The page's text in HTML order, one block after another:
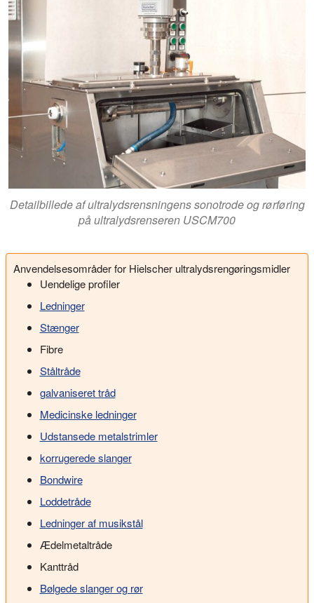
Detailbillede af ultralydsrensningens sonotrode og rørføring
på ultralydsrenseren USCM700
Anvendelsesområder for Hielscher ultralydsrengøringsmidler
Uendelige profiler
Ledninger
Stænger
Fibre
Ståltråde
galvaniseret tråd
Medicinske ledninger
Udstansede metalstrimler
korrugerede slanger
Bondwire
Loddetråde
Ledninger af musikstål
Ædelmetaltråde
Kanttråd
Bølgede slanger og rør